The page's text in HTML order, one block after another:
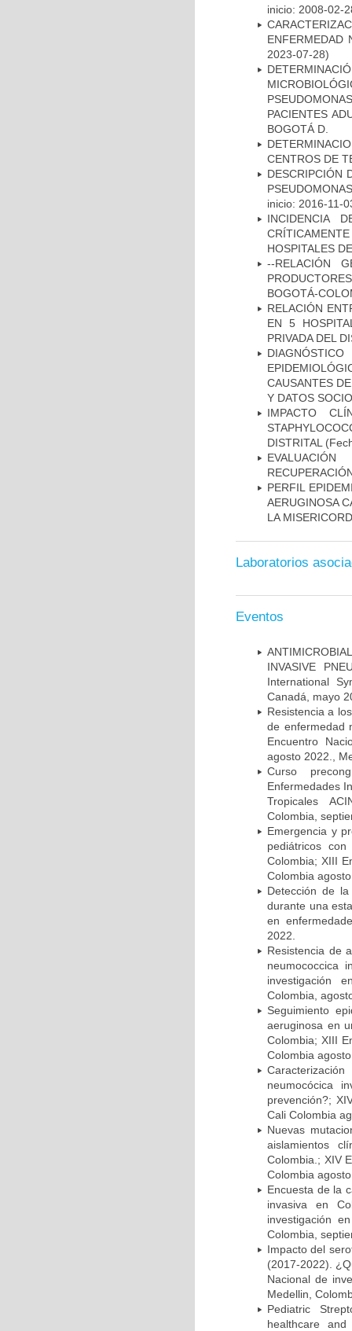
inicio: 2008-02-
ENFERMEDAD
2023-07-28)
PACIENTES
BOGOTÁ D.
CENTROS DE
DESCRIPCIÓN
inicio: 2016-11-
INCIDENCIA
HOSPITALES
--RELACIÓN
BOGOTÁ-
RELACIÓN
EN 5
PRIVADA DEL
CAUSANTES
Y DATOS
IMPACTO
DISTRITAL
PERFIL
AERUGINOSA
LA
Laboratorios
Eventos
INVASIVE
International
Canadá, mayo
Resistencia a
de enfermedad
Encuentro
agosto 2022.,
Curso
Enfermedades
Tropicales
Colombia,
Emergencia y
pediátricos
Colombia; XIII
Colombia
Detección de
durante una
en
2022.
Resistencia de
neumococcica
investigación
Colombia,
Seguimiento
aeruginosa en
Colombia; XIII
Colombia
neumocócica
prevención?;
Cali Colombia
Nuevas
aislamientos
Colombia.; XIV
Colombia
Encuesta de la
invasiva en
investigación
Colombia,
Impacto del
(2017-2022).
Nacional de
Medellin,
Pediatric
healthcare and